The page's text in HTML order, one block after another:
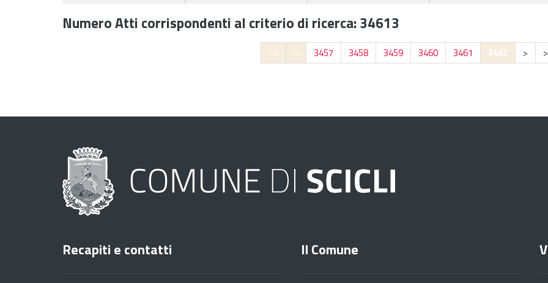
Numero Atti corrispondenti al criterio di ricerca: 34613
<< < 3457 3458 3459 3460 3461 3462 >
Recapiti e contatti Il Comune